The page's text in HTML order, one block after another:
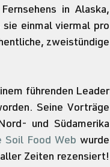
in Alaska,
einmal viermal pro
zweistündige
führenden Leader
Seine Vorträge
und Südamerika
Soil Food Web wurde
Zeiten rezensiert!